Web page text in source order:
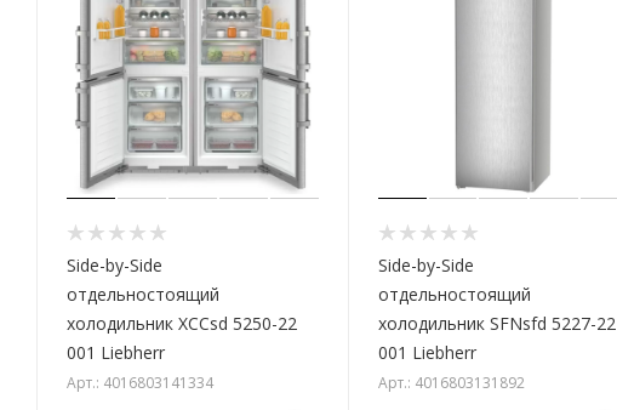
Side-by-Side
отдельностоящий
холодильник XCCsd 5250-22
001 Liebherr
Арт.: 4016803141334
Side-by-Side
отдельностоящий
холодильник SFNsfd 5227-22
001 Liebherr
Арт.: 4016803131892